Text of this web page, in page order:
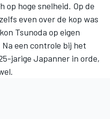
op hoge snelheid. Op de
even over de kop was
Tsunoda op eigen
een controle bij het
jarige Japanner in orde,